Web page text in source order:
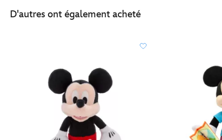
D'autres ont également acheté